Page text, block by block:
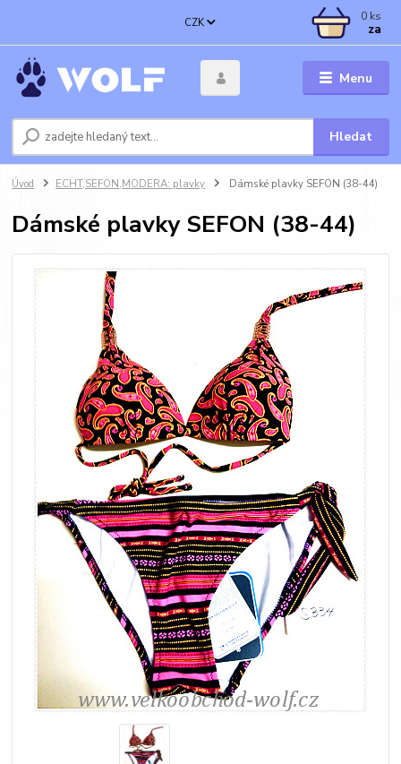
Menu
CZK
Hledat
0 ks
za
Úvod ECHT,SEFON,MODERA: plavky Dámské plavky SEFON (38-44)
Dámské plavky SEFON (38-44)